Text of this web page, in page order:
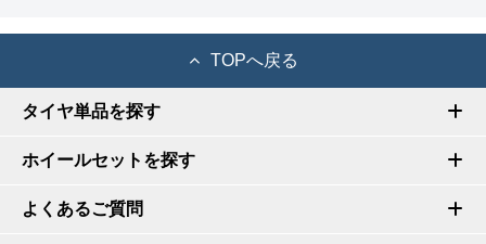
TOPへ戻る
タイヤ単品を探す
ホイールセットを探す
よくあるご質問